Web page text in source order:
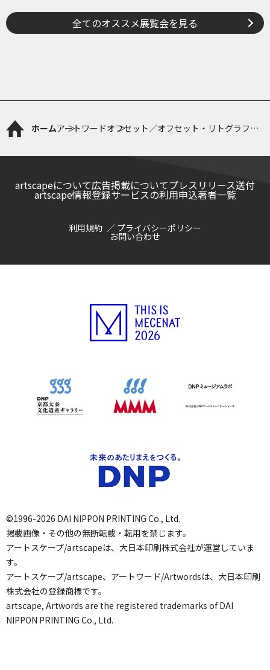
全てのオススメ展覧会を見る
ホームアートワードオフセット／オフセット・リトグラフィ
artscapeについて広告掲載についてプレスリリース送付
artscape情報登録サービスの利用申込著者一覧
利用規約 プライバシーポリシー
お問い合わせ
©1996-2026 DAI NIPPON PRINTING Co., Ltd.
掲載画像・その他の無断転載・転用を禁じます。
アートスケープ/artscapeは、大日本印刷株式会社が運営していま
す。
アートスケープ/artscape、アートワード/Artwordsは、大日本印刷
株式会社の登録商標です。
artscape, Artwords are the registered trademarks of DAI
NIPPON PRINTING Co., Ltd.